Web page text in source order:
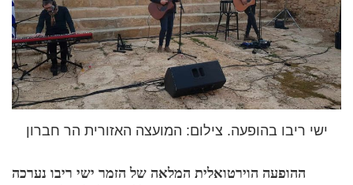
ישי ריבו בהופעה. צילום: המועצה האזורית הר חברון
ההופעה הוירטואלית המלאה של הזמר ישי ריבו נערכה